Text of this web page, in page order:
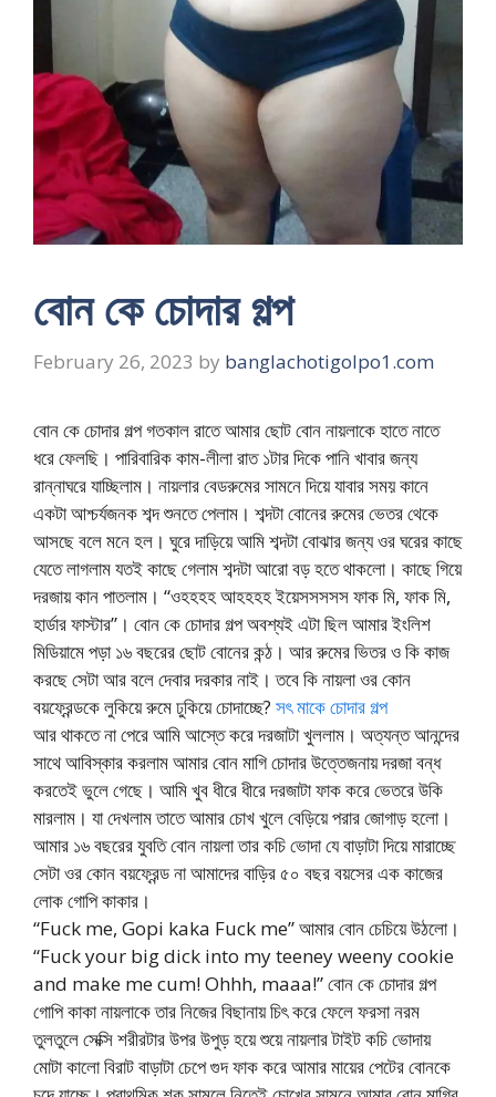
বোন কে চোদার গল্প
February 26, 2023 by banglachotigolpo1.com
বোন কে চোদার গল্প গতকাল রাতে আমার ছোট বোন নায়লাকে হাতে নাতে
ধরে ফেলছি। পারিবারিক কাম-লীলা রাত ১টার দিকে পানি খাবার জন্য
রান্নাঘরে যাচ্ছিলাম। নায়লার বেডরুমের সামনে দিয়ে যাবার সময় কানে
একটা আশ্চর্যজনক শব্দ শুনতে পেলাম। শব্দটা বোনের রুমের ভেতর থেকে
আসছে বলে মনে হল। ঘুরে দাড়িয়ে আমি শব্দটা বোঝার জন্য ওর ঘরের কাছে
যেতে লাগলাম যতই কাছে গেলাম শব্দটা আরো বড় হতে থাকলো। কাছে গিয়ে
দরজায় কান পাতলাম। “ওহহহহ আহহহহ ইয়েসসসসস ফাক মি, ফাক মি,
হার্ডার ফাস্টার”। বোন কে চোদার গল্প অবশ্যই এটা ছিল আমার ইংলিশ
মিডিয়ামে পড়া ১৬ বছরের ছোট বোনের কন্ঠ। আর রুমের ভিতর ও কি কাজ
করছে সেটা আর বলে দেবার দরকার নাই। তবে কি নায়লা ওর কোন
বয়ফ্রেন্ডকে লুকিয়ে রুমে ঢুকিয়ে চোদাচ্ছে? সৎ মাকে চোদার গল্প
আর থাকতে না পেরে আমি আস্তে করে দরজাটা খুললাম। অত্যন্ত আনন্দের
সাথে আবিস্কার করলাম আমার বোন মাগি চোদার উত্তেজনায় দরজা বন্ধ
করতেই ভুলে গেছে। আমি খুব ধীরে ধীরে দরজাটা ফাক করে ভেতরে উকি
মারলাম। যা দেখলাম তাতে আমার চোখ খুলে বেড়িয়ে পরার জোগাড় হলো।
আমার ১৬ বছরের যুবতি বোন নায়লা তার কচি ভোদা যে বাড়াটা দিয়ে মারাচ্ছে
সেটা ওর কোন বয়ফ্রেন্ড না আমাদের বাড়ির ৫০ বছর বয়সের এক কাজের
লোক গোপি কাকার।
“Fuck me, Gopi kaka Fuck me” আমার বোন চেচিয়ে উঠলো।
“Fuck your big dick into my teeney weeny cookie
and make me cum! Ohhh, maaa!” বোন কে চোদার গল্প
গোপি কাকা নায়লাকে তার নিজের বিছানায় চিৎ করে ফেলে ফরসা নরম
তুলতুলে সেক্সি শরীরটার উপর উপুড় হয়ে শুয়ে নায়লার টাইট কচি ভোদায়
মোটা কালো বিরাট বাড়াটা চেপে গুদ ফাক করে আমার মায়ের পেটের বোনকে